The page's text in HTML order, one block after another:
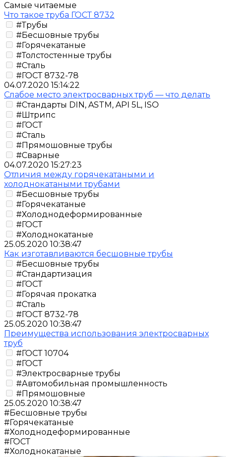
Самые читаемые
Что такое труба ГОСТ 8732
#Трубы
#Бесшовные трубы
#Горячекатаные
#Толстостенные трубы
#Сталь
#ГОСТ 8732-78
04.07.2020 15:14:22
Слабое место электросварных труб — что делать
#Стандарты DIN, ASTM, API 5L, ISO
#Штрипс
#ГОСТ
#Сталь
#Прямошовные трубы
#Сварные
04.07.2020 15:27:23
Отличия между горячекатаными и
холоднокатаными трубами
#Бесшовные трубы
#Горячекатаные
#Холоднодеформированные
#ГОСТ
#Холоднокатаные
25.05.2020 10:38:47
Как изготавливаются бесшовные трубы
#Бесшовные трубы
#Стандартизация
#ГОСТ
#Горячая прокатка
#Сталь
#ГОСТ 8732-78
25.05.2020 10:38:47
Преимущества использования электросварных
труб
#ГОСТ 10704
#ГОСТ
#Электросварные трубы
#Автомобильная промышленность
#Прямошовные
25.05.2020 10:38:47
#Бесшовные трубы
#Горячекатаные
#Холоднодеформированные
#ГОСТ
#Холоднокатаные